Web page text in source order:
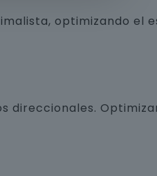
optimizando el
direccionales.